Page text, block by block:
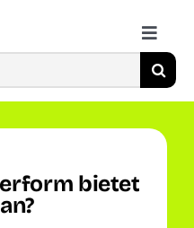
Toggle
bietet